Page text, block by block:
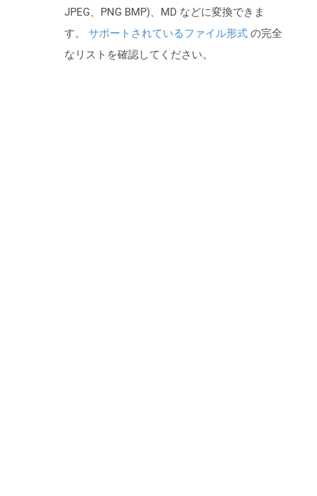
JPEG、PNG BMP)、MD などに変換できま
す。 サポートされているファイル形式 の完全
なリストを確認してください。